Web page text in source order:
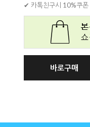
✔ 카톡친구시 10%쿠폰
바로구매